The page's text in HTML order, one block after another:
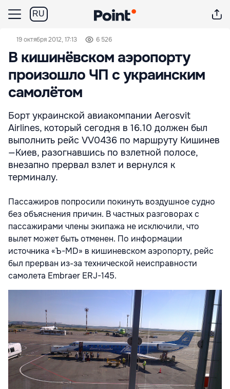
RU
19 октября 2012, 17:13 6 526
В кишинёвском аэропорту
произошло ЧП с украинским
самолётом
Борт украинской авиакомпании Aerosvit
Airlines, который сегодня в 16.10 должен был
выполнить рейс VV0436 по маршруту Кишинев
—Киев, разогнавшись по взлетной полосе,
внезапно прервал взлет и вернулся к
терминалу.
Пассажиров попросили покинуть воздушное судно
без объяснения причин. В частных разговорах с
пассажирами члены экипажа не исключили, что
вылет может быть отменен. По информации
источника «Ъ-MD» в кишиневском аэропорту, рейс
был прерван из-за технической неисправности
самолета Embraer ERJ-145.